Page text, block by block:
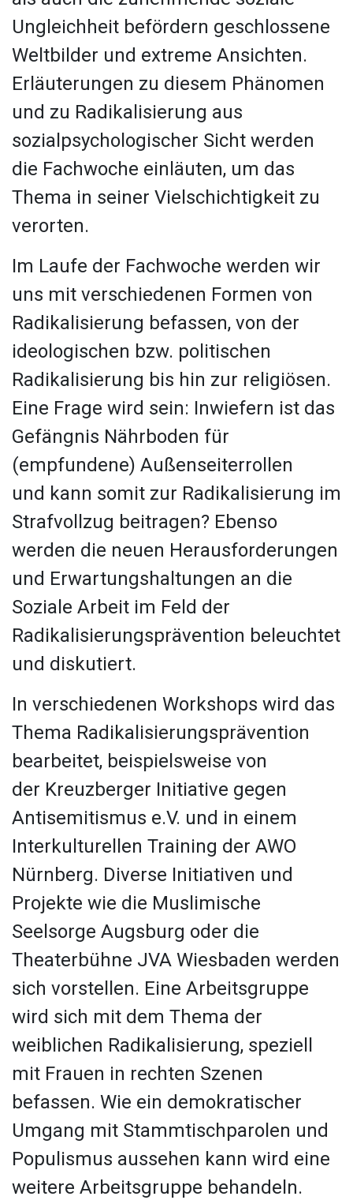
Ungleichheit befördern geschlossene
Weltbilder und extreme Ansichten.
Erläuterungen zu diesem Phänomen
und zu Radikalisierung aus
sozialpsychologischer Sicht werden
die Fachwoche einläuten, um das
Thema in seiner Vielschichtigkeit zu
verorten.
Im Laufe der Fachwoche werden wir
uns mit verschiedenen Formen von
Radikalisierung befassen, von der
ideologischen bzw. politischen
Radikalisierung bis hin zur religiösen.
Eine Frage wird sein: Inwiefern ist das
Gefängnis Nährboden für
(empfundene) Außenseiterrollen
und kann somit zur Radikalisierung im
Strafvollzug beitragen? Ebenso
werden die neuen Herausforderungen
und Erwartungshaltungen an die
Soziale Arbeit im Feld der
Radikalisierungsprävention beleuchtet
und diskutiert.
In verschiedenen Workshops wird das
Thema Radikalisierungsprävention
bearbeitet, beispielsweise von
der Kreuzberger Initiative gegen
Antisemitismus e.V. und in einem
Interkulturellen Training der AWO
Nürnberg. Diverse Initiativen und
Projekte wie die Muslimische
Seelsorge Augsburg oder die
Theaterbühne JVA Wiesbaden werden
sich vorstellen. Eine Arbeitsgruppe
wird sich mit dem Thema der
weiblichen Radikalisierung, speziell
mit Frauen in rechten Szenen
befassen. Wie ein demokratischer
Umgang mit Stammtischparolen und
Populismus aussehen kann wird eine
weitere Arbeitsgruppe behandeln.